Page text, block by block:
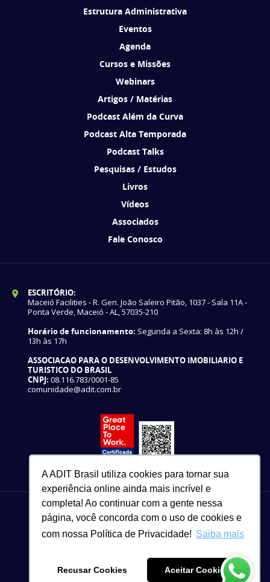
A ADIT Brasil utiliza cookies para tornar sua
experiência online ainda mais incrível e
completa! Ao continuar com a gente nessa
página, você concorda com o uso de cookies e
com nossa Política de Privacidade! Saiba mais
Recusar Cookies Aceitar Cookies
Estrutura Administrativa
Eventos
Agenda
Cursos e Missões
Webinars
Artigos / Matérias
Podcast Além da Curva
Podcast Alta Temporada
Podcast Talks
Pesquisas / Estudos
Livros
Vídeos
Associados
Fale Conosco
ESCRITÓRIO:
Maceió Facilities - R. Gen. João Saleiro Pitão, 1037 - Sala 11A -
Ponta Verde, Maceió - AL, 57035-210
Horário de funcionamento: Segunda a Sexta: 8h às 12h /
13h às 17h
ASSOCIACAO PARA O DESENVOLVIMENTO IMOBILIARIO E
TURISTICO DO BRASIL
CNPJ: 08.116.783/0001-85
comunidade@adit.com.br
Copyright © 2021